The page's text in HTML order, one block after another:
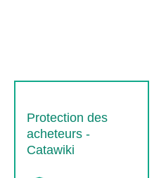
de montre
Protection des
acheteurs -
Catawiki